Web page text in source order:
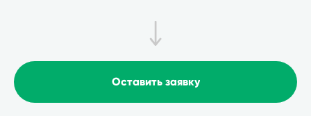
Оставить заявку